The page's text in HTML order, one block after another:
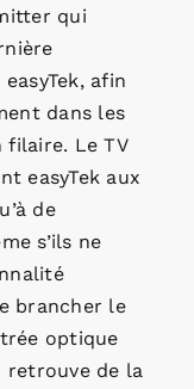
qui
afin
dans les
filaire. Le TV
easyTek aux
de
s’ils ne
brancher le
optique
retrouve de la